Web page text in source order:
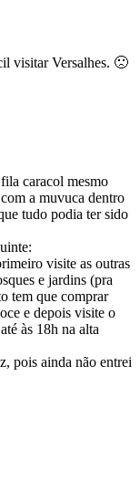
visitar Versalhes. 🙁
caracol mesmo
a muvuca dentro
tudo podia ter sido
visite as outras
e jardins (pra
tem que comprar
e depois visite o
às 18h na alta
pois ainda não entrei